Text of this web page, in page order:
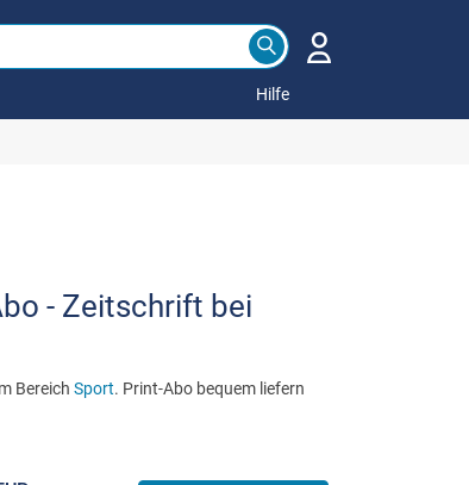
Hilfe
- Zeitschrift bei
Bereich Sport. Print-Abo bequem liefern